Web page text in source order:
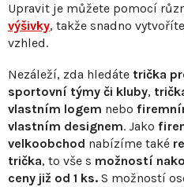
Upravit je můžete pomocí
výšivky, takže snadno
vzhled.
Nezáleží, zda hledáte trička
sportovní týmy či kluby,
vlastním logem nebo
vlastním designem. Jako
velkoobchod nabízíme také
trička, to vše s možností
ceny již od 1 ks. S možností